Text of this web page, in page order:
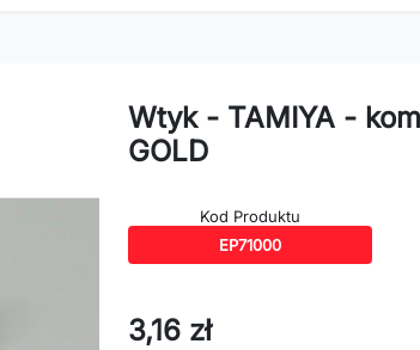
Wtyk - TAMIYA -
GOLD
Kod Produktu
EP71000
3,16 zł